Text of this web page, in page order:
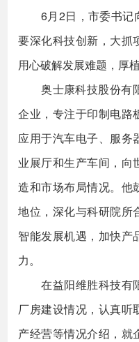
6月2日，市委书记
要深化科技创新，大抓
用心破解发展难题，厚
奥士康科技股份有
企业，专注于印制电路
应用于汽车电子、服务
业展厅和生产车间，向
造和市场布局情况。他
地位，深化与科研院所
智能发展机遇，加快产
力。
在益阳维胜科技有
厂房建设情况，认真听
产经营等情况介绍，就